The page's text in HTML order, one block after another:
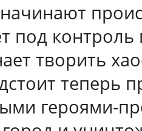
под
творить
теперь
героями-